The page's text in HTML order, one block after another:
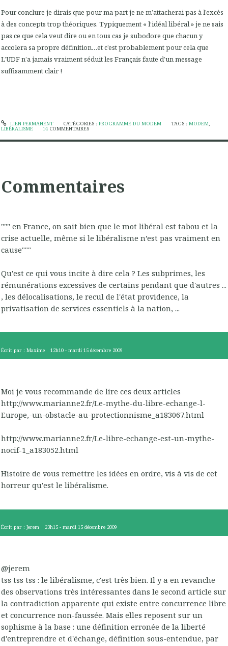
Pour conclure je dirais que pour ma part je ne m’attacherai pas à l’excès
à des concepts trop théoriques. Typiquement « l’idéal libéral » je ne sais
pas ce que cela veut dire ou en tous cas je subodore que chacun y
accolera sa propre définition…et c’est probablement pour cela que
L’UDF n’a jamais vraiment séduit les Français faute d’un message
suffisamment clair !
LIEN PERMANENT CATÉGORIES : PROGRAMME DU MODEM TAGS :MODEM,
LIBÉRALISME 14 COMMENTAIRES
Commentaires
""" en France, on sait bien que le mot libéral est tabou et la
crise actuelle, même si le libéralisme n’est pas vraiment en
cause"""
Qu'est ce qui vous incite à dire cela ? Les subprimes, les
rémunérations excessives de certains pendant que d'autres ...
, les délocalisations, le recul de l'état providence, la
privatisation de services essentiels à la nation, ...
Écrit par : Maxime 12h10 -mardi 15 décembre 2009
Moi je vous recommande de lire ces deux articles
http://www.marianne2.fr/Le-mythe-du-libre-echange-l-
Europe,-un-obstacle-au-protectionnisme_a183067.html
http://www.marianne2.fr/Le-libre-echange-est-un-mythe-
nocif-1_a183052.html
Histoire de vous remettre les idées en ordre, vis à vis de cet
horreur qu'est le libéralisme.
Écrit par : Jerem 23h15 -mardi 15 décembre 2009
@jerem
tss tss tss : le libéralisme, c'est très bien. Il y a en revanche
des observations très intéressantes dans le second article sur
la contradiction apparente qui existe entre concurrence libre
et concurrence non-faussée. Mais elles reposent sur un
sophisme à la base : une définition erronée de la liberté
d'entreprendre et d'échange, définition sous-entendue, par